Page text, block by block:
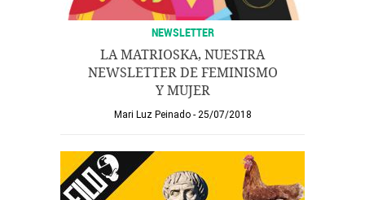
NEWSLETTER
LA MATRIOSKA, NUESTRA
NEWSLETTER DE FEMINISMO
Y MUJER
Mari Luz Peinado 25/07/2018